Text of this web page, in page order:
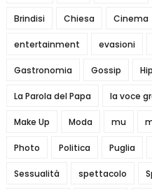
Brindisi Chiesa Cinema
entertainment evasioni
Gastronomia Gossip
La Parola del Papa la voce
Make Up Moda mu
Photo Politica Puglia
Sessualità spettacolo